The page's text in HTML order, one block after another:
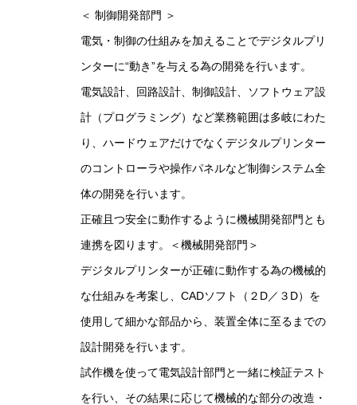
＜ 制御開発部門 ＞
電気・制御の仕組みを加えることでデジタルプリ
ンターに“動き”を与える為の開発を行います。
電気設計、回路設計、制御設計、ソフトウェア設
計（プログラミング）など業務範囲は多岐にわた
り、ハードウェアだけでなくデジタルプリンター
のコントローラや操作パネルなど制御システム全
体の開発を行います。
正確且つ安全に動作するように機械開発部門とも
連携を図ります。＜機械開発部門＞
デジタルプリンターが正確に動作する為の機械的
な仕組みを考案し、CADソフト（２D／３D）を
使用して細かな部品から、装置全体に至るまでの
設計開発を行います。
試作機を使って電気設計部門と一緒に検証テスト
を行い、その結果に応じて機械的な部分の改造・